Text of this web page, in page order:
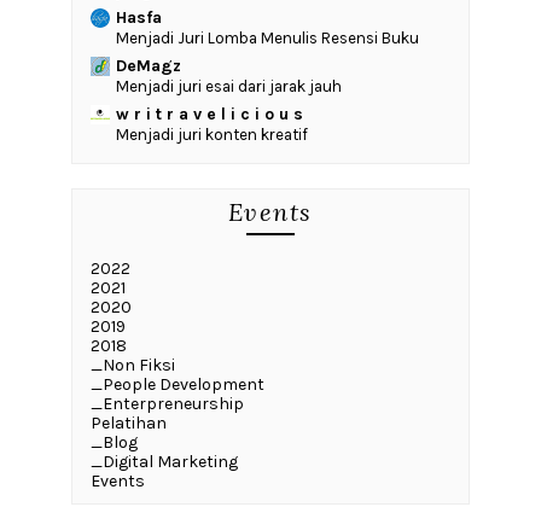
Hasfa
Menjadi Juri Lomba Menulis Resensi Buku
DeMagz
Menjadi juri esai dari jarak jauh
w r i t r a v e l i c i o u s
Menjadi juri konten kreatif
Events
2022
2021
2020
2019
2018
_Non Fiksi
_People Development
_Enterpreneurship
Pelatihan
_Blog
_Digital Marketing
Events